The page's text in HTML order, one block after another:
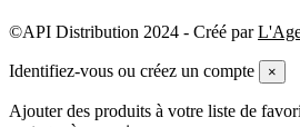
©API Distribution 2024 - Créé par
Identifiez-vous ou créez un compte ×
Ajouter des produits à votre liste de